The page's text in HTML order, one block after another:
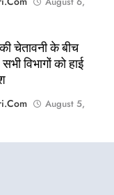
की चेतावनी के बीच
विभागों को हाई
August 5,